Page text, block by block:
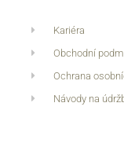
Kariéra
Obchodní
Ochrana
Návody na